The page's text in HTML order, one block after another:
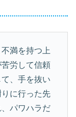
満を持つ上
労して信頼
、手を抜い
に行った先
パワハラだ